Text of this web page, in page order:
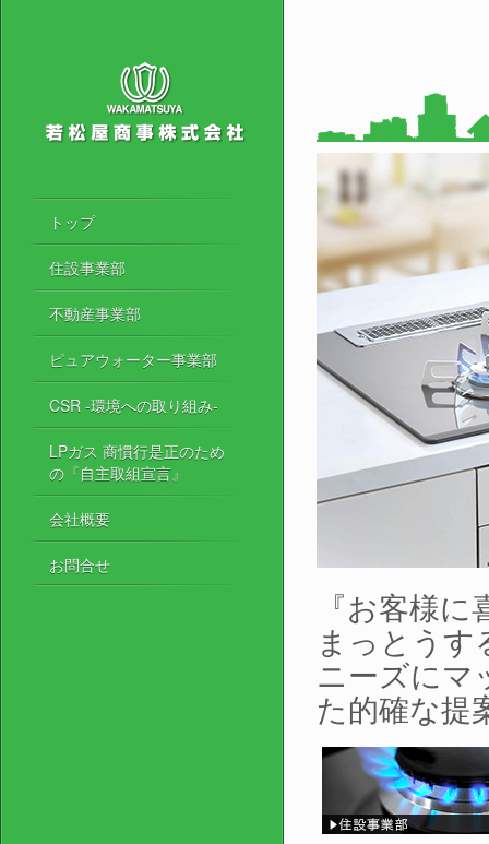
トップ
住設事業部
不動産事業部
ピュアウォーター事業部
CSR -環境への取り組み-
LPガス 商慣行是正のため
の『自主取組宣言』
会社概要
お問合せ
『お客様
まっとうす
ニーズにマ
た的確な提